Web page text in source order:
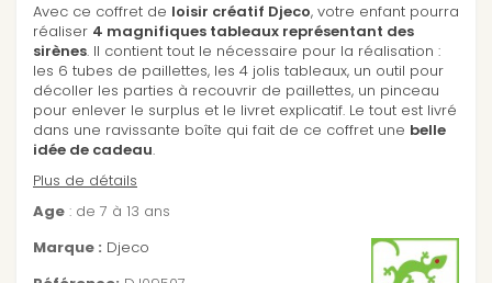
Avec ce coffret de loisir créatif Djeco, votre enfant pourra
réaliser 4 magnifiques tableaux représentant des
sirènes. Il contient tout le nécessaire pour la réalisation :
les 6 tubes de paillettes, les 4 jolis tableaux, un outil pour
décoller les parties à recouvrir de paillettes, un pinceau
pour enlever le surplus et le livret explicatif. Le tout est livré
dans une ravissante boîte qui fait de ce coffret une belle
idée de cadeau.
Plus de détails
Age : de 7 à 13 ans
Marque : Djeco